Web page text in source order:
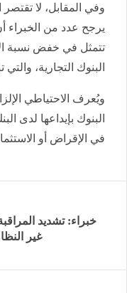
وفي المقابل، لا تقتصر
يرجح عدد من الخبراء
تتمثل في خفض نسبة
البنوك التجارية، والتي تبلغ
ويُعرف الاحتياطي
البنوك بإيداعها لدى
في الإقراض أو
خبراء: تشديد
غير